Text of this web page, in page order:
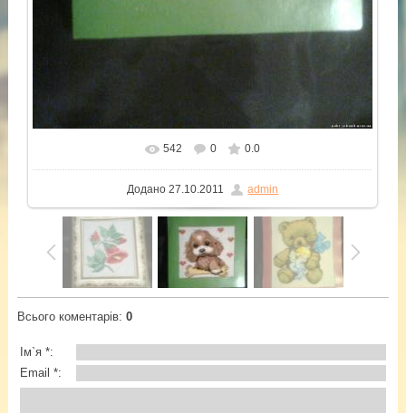
У реальному розмірі 1200x1600
542 0 0.0
Додано 27.10.2011 admin
Всього коментарів: 0
Ім`я *:
Email *: